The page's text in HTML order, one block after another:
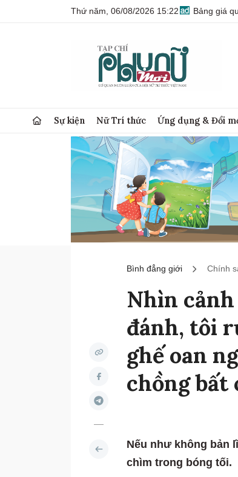
Thứ năm, 06/08/2026 15:22 Bảng giá
Sự kiện Nữ Trí thức Ứng dụng & Đổi
Bình đẳng giới Chính
Nhìn
đánh, tôi
ghế oan
chồng bất
Nếu như không bản
chìm trong bóng tối.